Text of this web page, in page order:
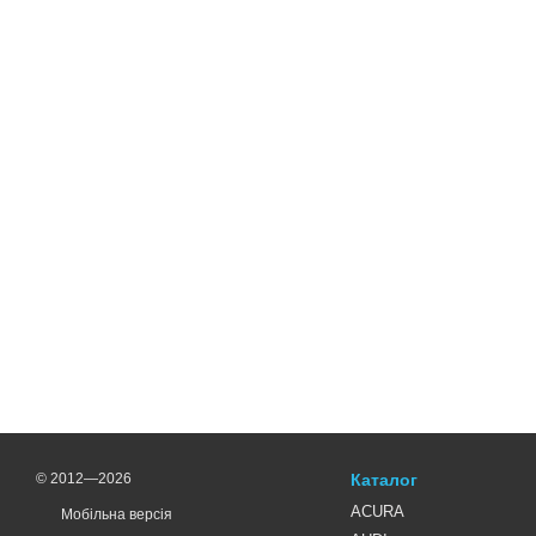
© 2012—2026
Мобільна версія
Каталог
ACURA